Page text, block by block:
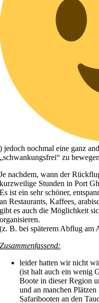
) jedoch nochmal eine ganz
„schwankungsfrei“ zu
Je nachdem, wann der
kurzweilige Stunden in Port
Es ist ein sehr schöner,
an Restaurants, Kaffees,
gibt es auch die Möglichkeit
organisieren.
(z. B. bei späterem Abflug am
Zusammenfassend:
leider hatten wir nicht
(ist halt auch ein wenig
Boote in dieser Region
und an manchen
Safaribooten an den